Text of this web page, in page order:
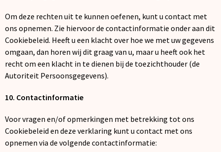
Om deze rechten uit te kunnen oefenen, kunt u contact met
ons opnemen. Zie hiervoor de contactinformatie onder aan dit
Cookiebeleid. Heeft u een klacht over hoe we met uw gegevens
omgaan, dan horen wij dit graag van u, maar u heeft ook het
recht om een klacht in te dienen bij de toezichthouder (de
Autoriteit Persoonsgegevens).
10. Contactinformatie
Voor vragen en/of opmerkingen met betrekking tot ons
Cookiebeleid en deze verklaring kunt u contact met ons
opnemen via de volgende contactinformatie: